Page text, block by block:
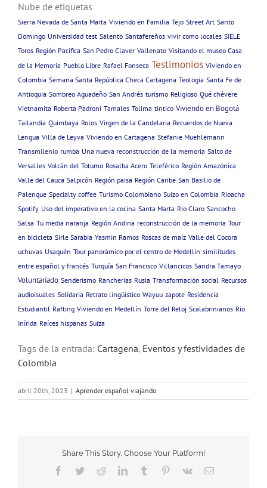
Nube de etiquetas
Sierra Nevada de Santa Marta Viviendo en Familia Tejo Street Art Santo
Domingo Universidad test Salento Santafereños vivir como locales SIELE
Toros Región Pacífica San Pedro Claver Vallenato Visitando el museo Casa
de la Memoria Pueblo Libre Rafael Fonseca Testimonios Viviendo en
Colombia Semana Santa República Checa Cartagena Teologia Santa Fe de
Antioquia Sombreo Aguadeño San Andrés turismo Religioso Qué chévere
Vietnamita Roberta Padroni Tamales Tolima tintico Viviendo en Bogotá
Tailandia Quimbaya Rolos Virgen de la Candelaria Recuerdos de Nueva
Lengua Villa de Leyva Viviendo en Cartagena Stefanie Muehlemann
Transmilenio rumba Una nueva reconstrucción de la memoria Salto de
Versalles Volcán del Totumo Rosalba Acero Teleférico Región Amazónica
Valle del Cauca Salpicón Región paisa Región Caribe San Basilio de
Palenque Specialty coffee Turismo Colombiano Suizo en Colombia Rioacha
Spotify Uso del imperativo en la cocina Santa Marta Rio Claro Sancocho
Salsa Tu media naranja Región Andina reconstrucción de la memoria Tour
en bicicleta Sirle Sarabia Yasmin Ramos Roscas de maíz Valle del Cocora
uchuvas Usaquén Tour panorámico por el centro de Medellín similitudes
entre español y francés Turquía San Francisco Villancicos Sandra Tamayo
Voluntariado Senderismo Rancherias Rusia Transformación social Recursos
audioisuales Solidaria Retrato lingüístico Wayuu zapote Residencia
Estudiantil Rafting Viviendo en Medellín Torre del Reloj Scalabrinianos Rio
Inírida Raíces hispanas Suiza
Tags de la entrada: Cartagena, Eventos y festividades de
Colombia
abril 20th, 2023 | Aprender español viajando
Share This Story, Choose Your Platform!
Facebook
TwitterRedditLinkedInTumblr Pinterest
Vk Email